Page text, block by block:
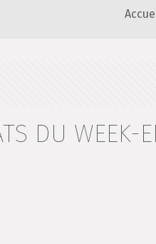
DU